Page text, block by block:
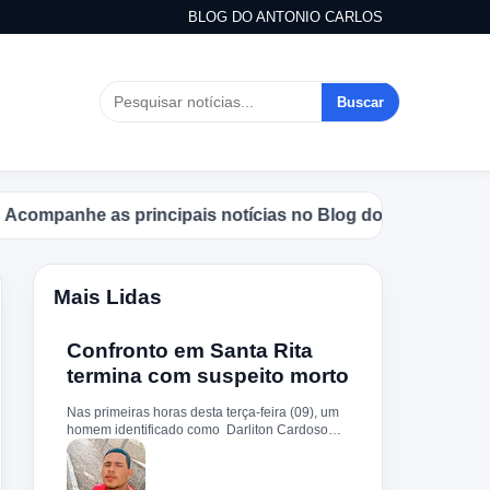
BLOG DO ANTONIO CARLOS
Buscar
as principais notícias no Blog do Antonio Carlos.
Mais Lidas
Confronto em Santa Rita
termina com suspeito morto
Nas primeiras horas desta terça-feira (09), um
homem identificado como Darliton Cardoso
Pereira morreu após confronto com a Polícia
Militar no povoado Timbotiba, zona rural de
Santa Rita. De acordo com a PM, os policiais